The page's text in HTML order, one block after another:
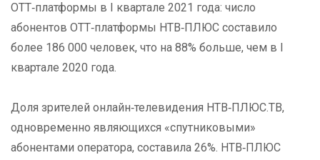
ОТТ‑платформы в I квартале 2021 года: число
абонентов ОТТ‑платформы НТВ‑ПЛЮС составило
более 186 000 человек, что на 88% больше, чем в I
квартале 2020 года.
Доля зрителей онлайн‑телевидения НТВ‑ПЛЮС.ТВ,
одновременно являющихся «спутниковыми»
абонентами оператора, составила 26%. НТВ‑ПЛЮС